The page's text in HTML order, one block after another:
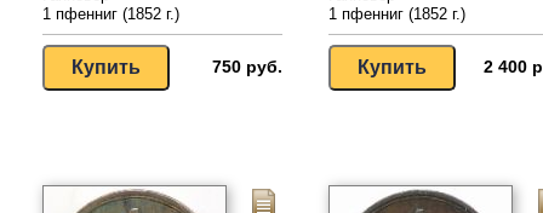
1 пфенниг (1852 г.)
750 руб.
1 пфенниг (1852 г.)
2 400